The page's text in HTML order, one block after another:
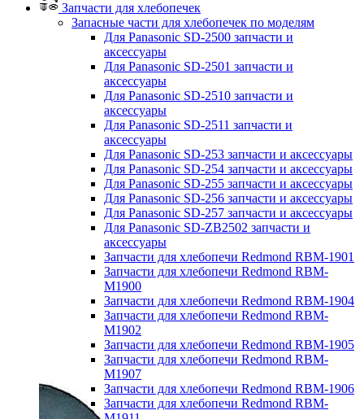
Запчасти для хлебопечек
Запасные части для хлебопечек по моделям
Для Panasonic SD-2500 запчасти и
аксессуары
Для Panasonic SD-2501 запчасти и
аксессуары
Для Panasonic SD-2510 запчасти и
аксессуары
Для Panasonic SD-2511 запчасти и
аксессуары
Для Panasonic SD-253 запчасти и аксессуары
Для Panasonic SD-254 запчасти и аксессуары
Для Panasonic SD-255 запчасти и аксессуары
Для Panasonic SD-256 запчасти и аксессуары
Для Panasonic SD-257 запчасти и аксессуары
Для Panasonic SD-ZB2502 запчасти и
аксессуары
Запчасти для хлебопечи Redmond RBM-1901
Запчасти для хлебопечи Redmond RBM-
M1900
Запчасти для хлебопечи Redmond RBM-1904
Запчасти для хлебопечи Redmond RBM-
M1902
Запчасти для хлебопечи Redmond RBM-1905
Запчасти для хлебопечи Redmond RBM-
M1907
Запчасти для хлебопечи Redmond RBM-1906
Запчасти для хлебопечи Redmond RBM-